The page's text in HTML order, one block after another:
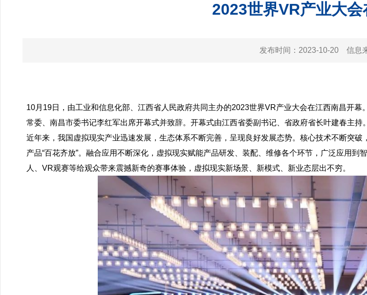
2023世界VR产业大
发布时间： 2023-10-20 信息
10月19日，由工业和信息化部、江西省人民政府共同主办的2023世界VR产业大会在江西南昌开
常委、南昌市委书记李红军出席开幕式并致辞。开幕式由江西省委副书记、省政府省长叶建春主持。
近年来，我国虚拟现实产业迅速发展，生态体系不断完善，呈现良好发展态势。核心技术不断突
产品“百花齐放”。融合应用不断深化，虚拟现实赋能产品研发、装配、维修各个环节，广泛应用
人、VR观赛等给观众带来震撼新奇的赛事体验，虚拟现实新场景、新模式、新业态层出不穷。